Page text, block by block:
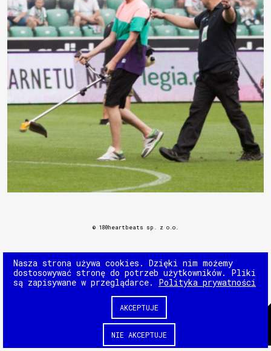
Nasza strona używa cookies. Dzięki nim możemy
dostosowywać stronę do potrzeb użytkowników. Pliki
są zapisywane w przeglądarce. Polityka prywatności
NIE AKCEPTUJE
AKCEPTUJE
© 180heartbeats sp. z o.o.